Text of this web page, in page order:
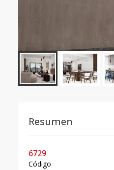
Resumen
6729
Código